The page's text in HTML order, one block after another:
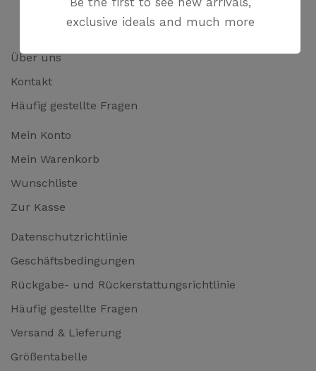
Über uns
Kontakt
Häufig gestellte Fragen
Mein Konto
Mein Warenkorb
Wunschliste
Zur Kasse
Datenschutzrichtlinie
Geschäftsbedingungen
Rückgabe- und Rückerstattungsrichtlinie
Häufig gestellte Fragen
Versand & Lieferung
Größentabelle
exclusive ideals and much more